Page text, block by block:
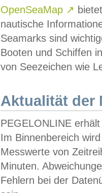
OpenSeaMap ↗
nautische
Seamarks sind
Booten und Schiffen
von Seezeichen wie
Aktualität der
PEGELONLINE
Im Binnenbereich
Messwerte von
Minuten.
Fehlern bei der